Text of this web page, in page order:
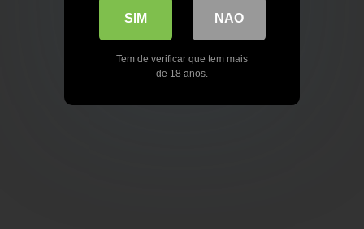
SIM NAO
Tem de verificar que tem mais
de 18 anos.